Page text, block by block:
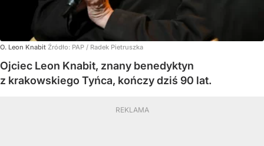
O. Leon Knabit Źródło: PAP / Radek Pietruszka
Ojciec Leon Knabit, znany benedyktyn
z krakowskiego Tyńca, kończy dziś 90 lat.